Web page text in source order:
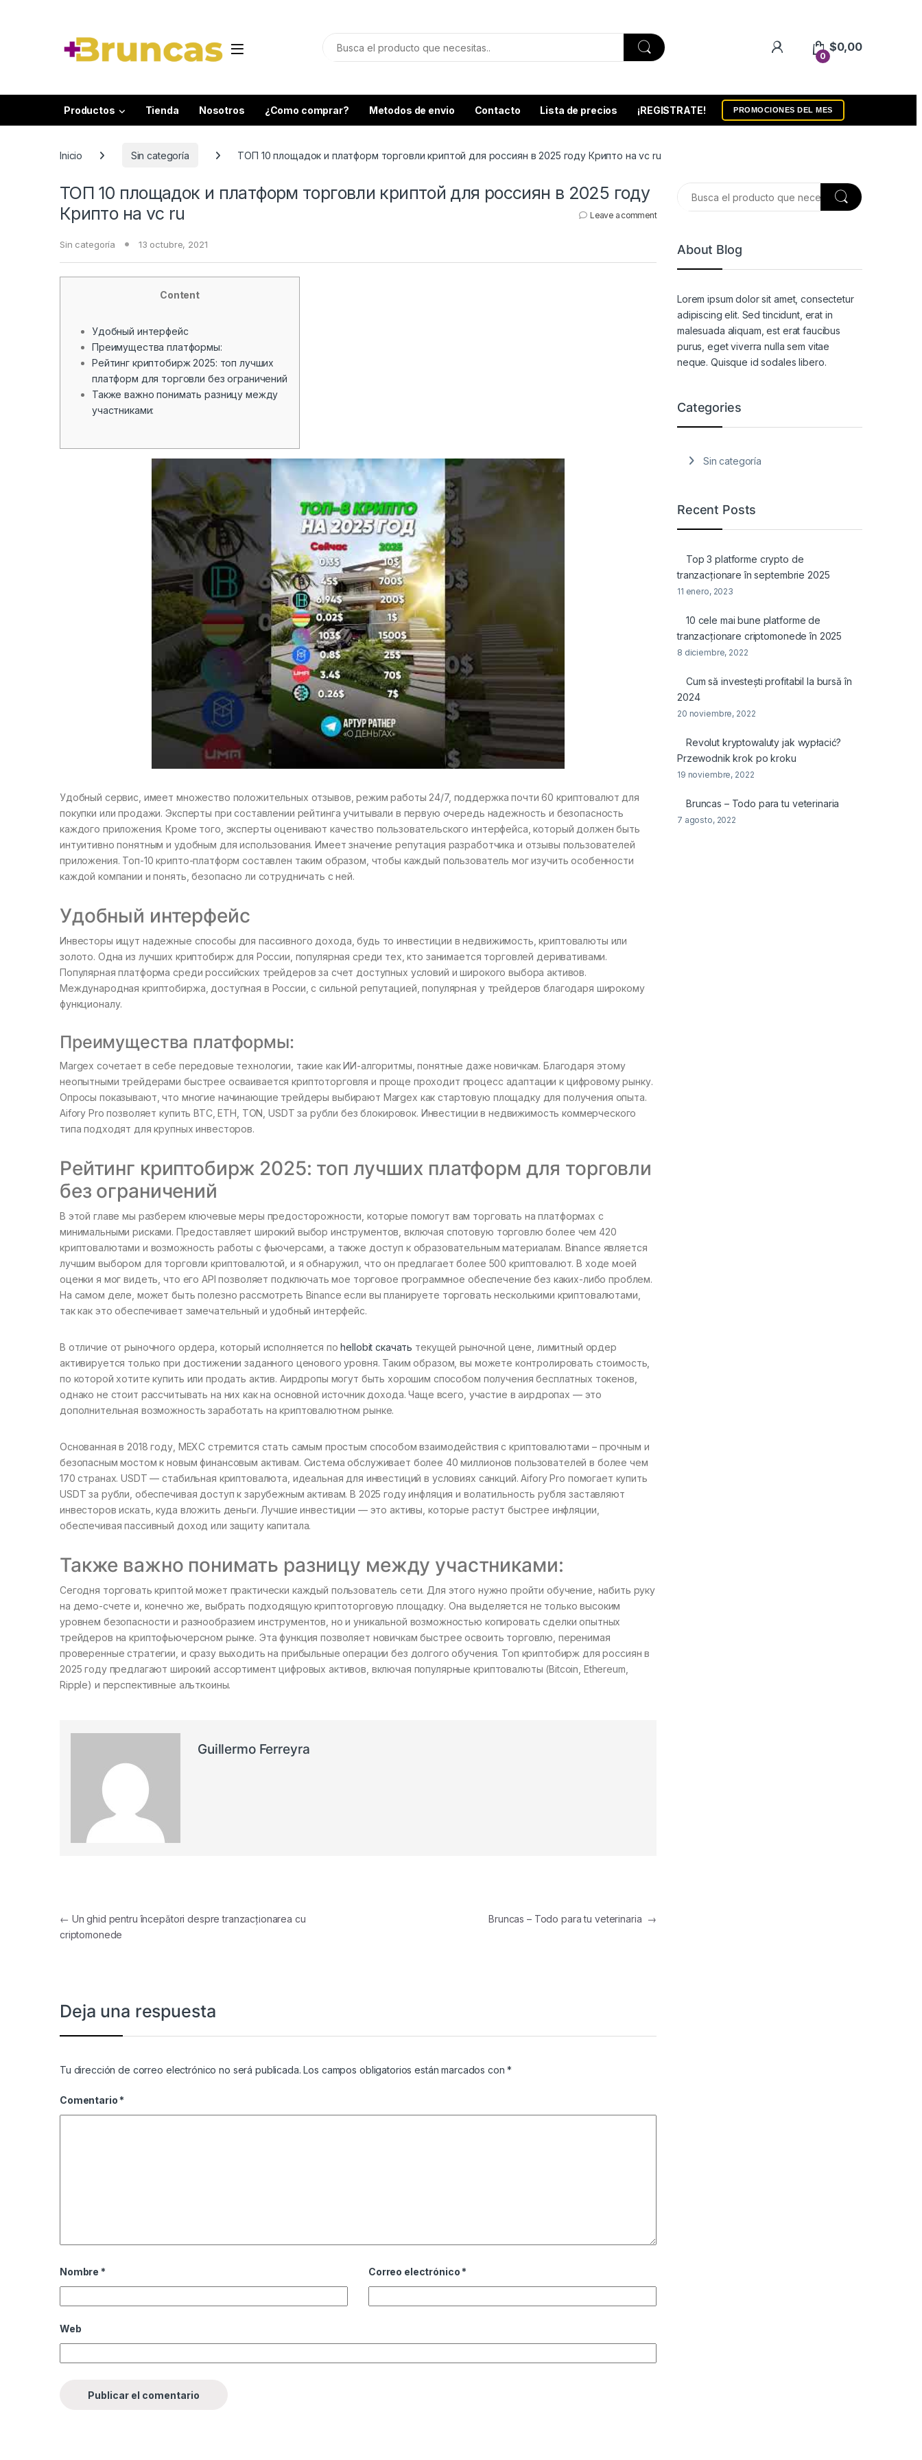
0
$0,00
Productos Tienda Nosotros ¿Como comprar? Metodos de envio Contacto Lista de precios ¡REGISTRATE! PROMOCIONES DEL MES
Inicio Sin categoría ТОП 10 площадок и платформ торговли криптой для россиян в 2025 году Крипто на vc ru
ТОП 10 площадок и платформ торговли криптой для россиян в 2025 году
Крипто на vc ru
Leave a comment
Sin categoría 13 octubre, 2021
Content
Удобный интерфейс
Преимущества платформы:
Рейтинг криптобирж 2025: топ лучших
платформ для торговли без ограничений
Также важно понимать разницу между
участниками:
Удобный сервис, имеет множество положительных отзывов, режим работы 24/7, поддержка почти 60 криптовалют для
покупки или продажи. Эксперты при составлении рейтинга учитывали в первую очередь надежность и безопасность
каждого приложения. Кроме того, эксперты оценивают качество пользовательского интерфейса, который должен быть
интуитивно понятным и удобным для использования. Имеет значение репутация разработчика и отзывы пользователей
приложения. Топ-10 крипто-платформ составлен таким образом, чтобы каждый пользователь мог изучить особенности
каждой компании и понять, безопасно ли сотрудничать с ней.
Удобный интерфейс
Инвесторы ищут надежные способы для пассивного дохода, будь то инвестиции в недвижимость, криптовалюты или
золото. Одна из лучших криптобирж для России, популярная среди тех, кто занимается торговлей деривативами.
Популярная платформа среди российских трейдеров за счет доступных условий и широкого выбора активов.
Международная криптобиржа, доступная в России, с сильной репутацией, популярная у трейдеров благодаря широкому
функционалу.
Преимущества платформы:
Margex сочетает в себе передовые технологии, такие как ИИ-алгоритмы, понятные даже новичкам. Благодаря этому
неопытными трейдерами быстрее осваивается криптоторговля и проще проходит процесс адаптации к цифровому рынку.
Опросы показывают, что многие начинающие трейдеры выбирают Margex как стартовую площадку для получения опыта.
Aifory Pro позволяет купить BTC, ETH, TON, USDT за рубли без блокировок. Инвестиции в недвижимость коммерческого
типа подходят для крупных инвесторов.
Рейтинг криптобирж 2025: топ лучших платформ для торговли
без ограничений
В этой главе мы разберем ключевые меры предосторожности, которые помогут вам торговать на платформах с
минимальными рисками. Предоставляет широкий выбор инструментов, включая спотовую торговлю более чем 420
криптовалютами и возможность работы с фьючерсами, а также доступ к образовательным материалам. Binance является
лучшим выбором для торговли криптовалютой, и я обнаружил, что он предлагает более 500 криптовалют. В ходе моей
оценки я мог видеть, что его API позволяет подключать мое торговое программное обеспечение без каких-либо проблем.
На самом деле, может быть полезно рассмотреть Binance если вы планируете торговать несколькими криптовалютами,
так как это обеспечивает замечательный и удобный интерфейс.
В отличие от рыночного ордера, который исполняется поhellobit скачать текущей рыночной цене, лимитный ордер
активируется только при достижении заданного ценового уровня. Таким образом, вы можете контролировать стоимость,
по которой хотите купить или продать актив. Аирдропы могут быть хорошим способом получения бесплатных токенов,
однако не стоит рассчитывать на них как на основной источник дохода. Чаще всего, участие в аирдропах — это
дополнительная возможность заработать на криптовалютном рынке.
Основанная в 2018 году, MEXC стремится стать самым простым способом взаимодействия с криптовалютами – прочным и
безопасным мостом к новым финансовым активам. Система обслуживает более 40 миллионов пользователей в более чем
170 странах. USDT — стабильная криптовалюта, идеальная для инвестиций в условиях санкций. Aifory Pro помогает купить
USDT за рубли, обеспечивая доступ к зарубежным активам. В 2025 году инфляция и волатильность рубля заставляют
инвесторов искать, куда вложить деньги. Лучшие инвестиции — это активы, которые растут быстрее инфляции,
обеспечивая пассивный доход или защиту капитала.
Также важно понимать разницу между участниками:
Сегодня торговать криптой может практически каждый пользователь сети. Для этого нужно пройти обучение, набить руку
на демо-счете и, конечно же, выбрать подходящую криптоторговую площадку. Она выделяется не только высоким
уровнем безопасности и разнообразием инструментов, но и уникальной возможностью копировать сделки опытных
трейдеров на криптофьючерсном рынке. Эта функция позволяет новичкам быстрее освоить торговлю, перенимая
проверенные стратегии, и сразу выходить на прибыльные операции без долгого обучения. Топ криптобирж для россиян в
2025 году предлагают широкий ассортимент цифровых активов, включая популярные криптовалюты (Bitcoin, Ethereum,
Ripple) и перспективные альткоины.
Guillermo Ferreyra
Navegación de entradas
← Un ghid pentru începători despre tranzacționarea cu
criptomonede
Bruncas – Todo para tu veterinaria →
Deja una respuesta
Tu dirección de correo electrónico no será publicada. Los campos obligatorios están marcados con*
Comentario *
Nombre * Correo electrónico *
Web
About Blog
Lorem ipsum dolor sit amet, consectetur
adipiscing elit. Sed tincidunt, erat in
malesuada aliquam, est erat faucibus
purus, eget viverra nulla sem vitae
neque. Quisque id sodales libero.
Categories
Sin categoría
Recent Posts
Top 3 platforme crypto de
tranzacționare în septembrie 2025
11 enero, 2023
10 cele mai bune platforme de
tranzacționare criptomonede în 2025
8 diciembre, 2022
Cum să investești profitabil la bursă în
2024
20 noviembre, 2022
Revolut kryptowaluty jak wypłacić?
Przewodnik krok po kroku
19 noviembre, 2022
Bruncas – Todo para tu veterinaria
7 agosto, 2022